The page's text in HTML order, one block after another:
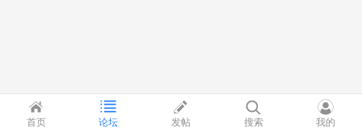
首页 论坛 发帖 搜索 我的